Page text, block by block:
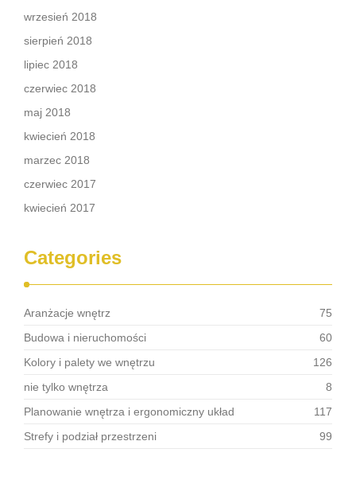
wrzesień 2018
sierpień 2018
lipiec 2018
czerwiec 2018
maj 2018
kwiecień 2018
marzec 2018
czerwiec 2017
kwiecień 2017
Categories
Aranżacje wnętrz
75
Budowa i nieruchomości
60
Kolory i palety we wnętrzu
126
nie tylko wnętrza
8
Planowanie wnętrza i ergonomiczny układ
117
Strefy i podział przestrzeni
99